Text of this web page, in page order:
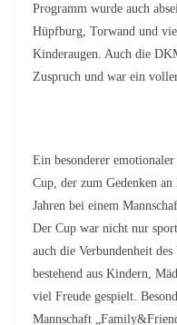
Programm wurde auch
Hüpfburg, Torwand und
Kinderaugen. Auch die
Zuspruch und war ein
Ein besonderer
Cup, der zum Gedenken
Jahren bei einem
Der Cup war nicht nur
auch die Verbundenheit
bestehend aus Kindern,
viel Freude gespielt.
Mannschaft